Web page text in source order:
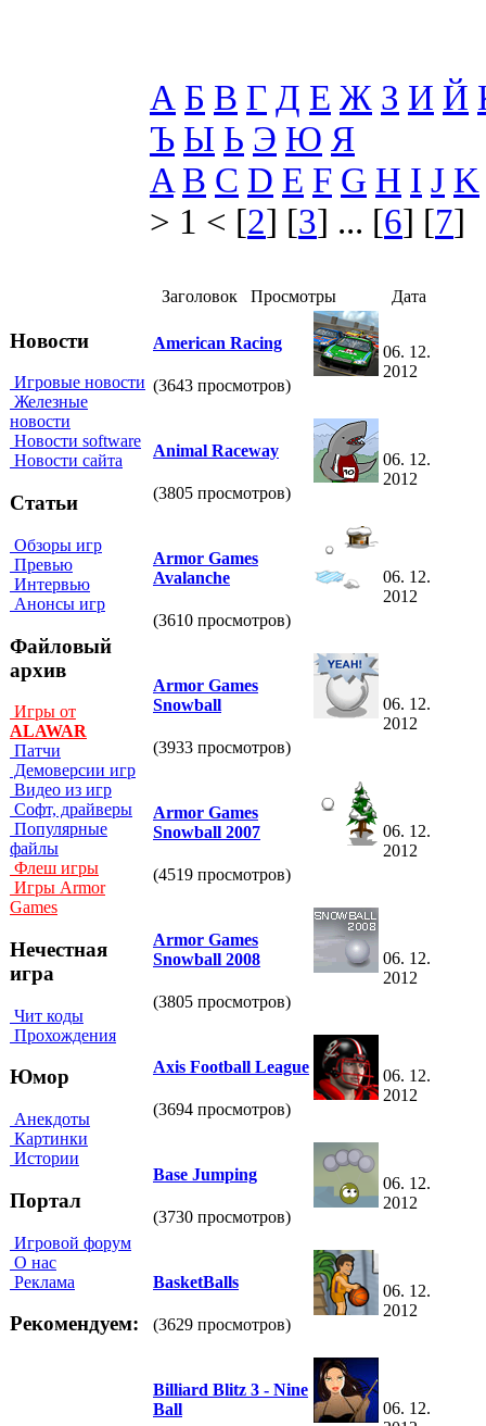
Новости
Игровые новости
Железные
новости
Новости software
Новости сайта
Статьи
Обзоры игр
Превью
Интервью
Анонсы игр
Файловый
архив
Игры от
ALAWAR
Патчи
Демоверсии игр
Видео из игр
Софт, драйверы
Популярные
файлы
Флеш игры
Игры Armor
Games
Нечестная
игра
Чит коды
Прохождения
Юмор
Анекдоты
Картинки
Истории
Портал
Игровой форум
О нас
Реклама
Рекомендуем:
А Б В Г Д Е Ж З И Й
Ъ Ы Ь Э Ю Я
A B C D E F G H I J K
> 1 < [2] [3] ... [6] [7]
Заголовок Просмотры Дата
American Racing
(3643 просмотров)
06. 12.
2012
Animal Raceway
(3805 просмотров)
06. 12.
2012
Armor Games
Avalanche
(3610 просмотров)
06. 12.
2012
Armor Games
Snowball
(3933 просмотров)
06. 12.
2012
Armor Games
Snowball 2007
(4519 просмотров)
06. 12.
2012
Armor Games
Snowball 2008
(3805 просмотров)
06. 12.
2012
Axis Football League
(3694 просмотров)
06. 12.
2012
Base Jumping
(3730 просмотров)
06. 12.
2012
BasketBalls
(3629 просмотров)
06. 12.
2012
Billiard Blitz 3 - Nine
Ball
06. 12.